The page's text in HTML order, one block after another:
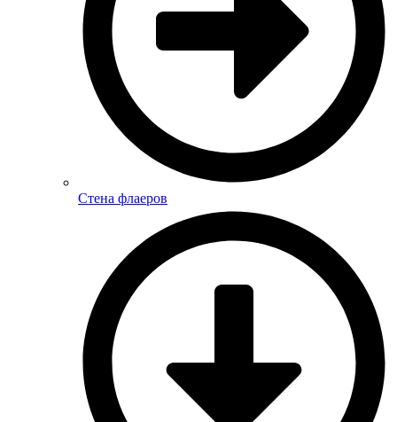
Стена флаеров